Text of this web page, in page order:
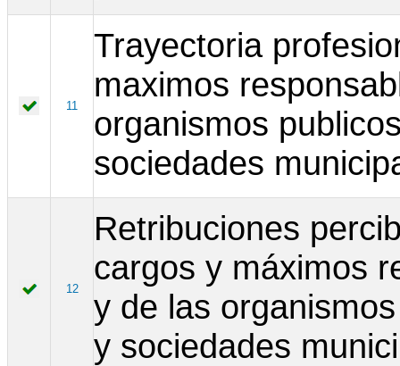
11
Trayectoria
maximos
organismos
sociedades
12
Retribuciones
cargos y máximos
y de las
y sociedades